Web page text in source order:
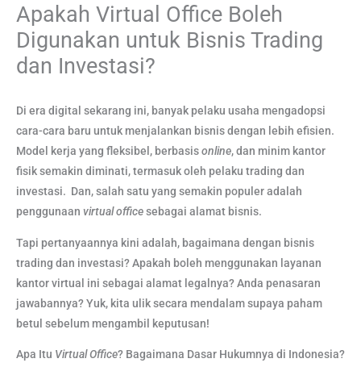
Apakah Virtual Office Boleh
Digunakan untuk Bisnis Trading
dan Investasi?
Di era digital sekarang ini, banyak pelaku usaha mengadopsi
cara-cara baru untuk menjalankan bisnis dengan lebih efisien.
Model kerja yang fleksibel, berbasisonline, dan minim kantor
fisik semakin diminati, termasuk oleh pelaku trading dan
investasi. Dan, salah satu yang semakin populer adalah
penggunaan virtual officesebagai alamat bisnis.
Tapi pertanyaannya kini adalah, bagaimana dengan bisnis
trading dan investasi? Apakah boleh menggunakan layanan
kantor virtual ini sebagai alamat legalnya? Anda penasaran
jawabannya? Yuk, kita ulik secara mendalam supaya paham
betul sebelum mengambil keputusan!
Apa Itu Virtual Office? Bagaimana Dasar Hukumnya di Indonesia?